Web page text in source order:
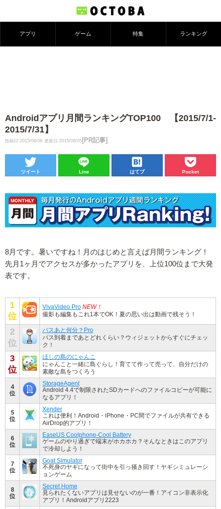
アプリ ゲーム 特集 ランキング
Androidアプリ月間ランキングTOP100 【2015/7/1-
2015/7/31】
投稿日:2015/08/06 更新日:2015/08/05 [PR記事]
ツイート Line はてブ Pocket
8月です。暑いですね！月のはじめと言えば月間ランキング！
先月1ヶ月でアクセスが多かったアプリを、上位100位まで大発
表です。
1
位
VivaVideo Pro NEW！
撮影も編集もこれ1本でOK！夏の思い出は動画で残そう！
2
位
バスあと何分？Pro
バス到着まであとどれくらい？ウィジェットからすぐにチェッ
ク！
3
位
ほしの島のにゃんこ
にゃんこと一緒に島ぐらし！育てて作って売って、自分だけの
素敵な島をつくろう
4
位
StorageAgent
Android 4.4で制限されたSDカードへのファイルコピーが可能に
なるアプリ！
5
位
Xender
これは便利！Android・iPhone・PC間でファイルが共有できる
AirDrop的アプリ！
6
位
EaseUS Coolphone-Cool Battery
ゲームのやり過ぎで端末がホカホカ？そんなときはこのアプリ
で冷却しよう！
7
位
Goat Simulator
不死身のヤギになって街中を引っ掻き回す！ヤギシミュレーシ
ョンゲーム
8
位
Secret Home
見られたくないアプリは見せないのが一番！アイコン非表示化
アプリ！Androidアプリ2223